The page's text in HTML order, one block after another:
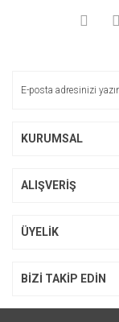
Ürün
KURUMSAL
ALIŞVERİŞ
ÜYELİK
BİZİ TAKİP EDİN